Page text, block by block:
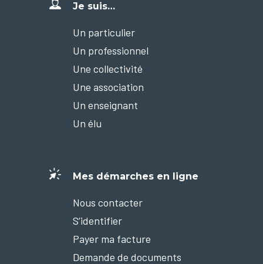
Je suis…
Un particulier
Un professionnel
Une collectivité
Une association
Un enseignant
Un élu
Mes démarches en ligne
Nous contacter
S’identifier
Payer ma facture
Demande de documents